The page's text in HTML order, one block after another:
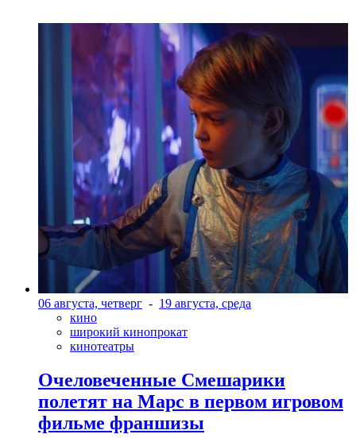
06 августа, четверг - 19 августа, среда
кино
широкий кинопрокат
кинотеатры
Очеловеченные Смешарики
полетят на Марс в первом игровом
фильме франшизы